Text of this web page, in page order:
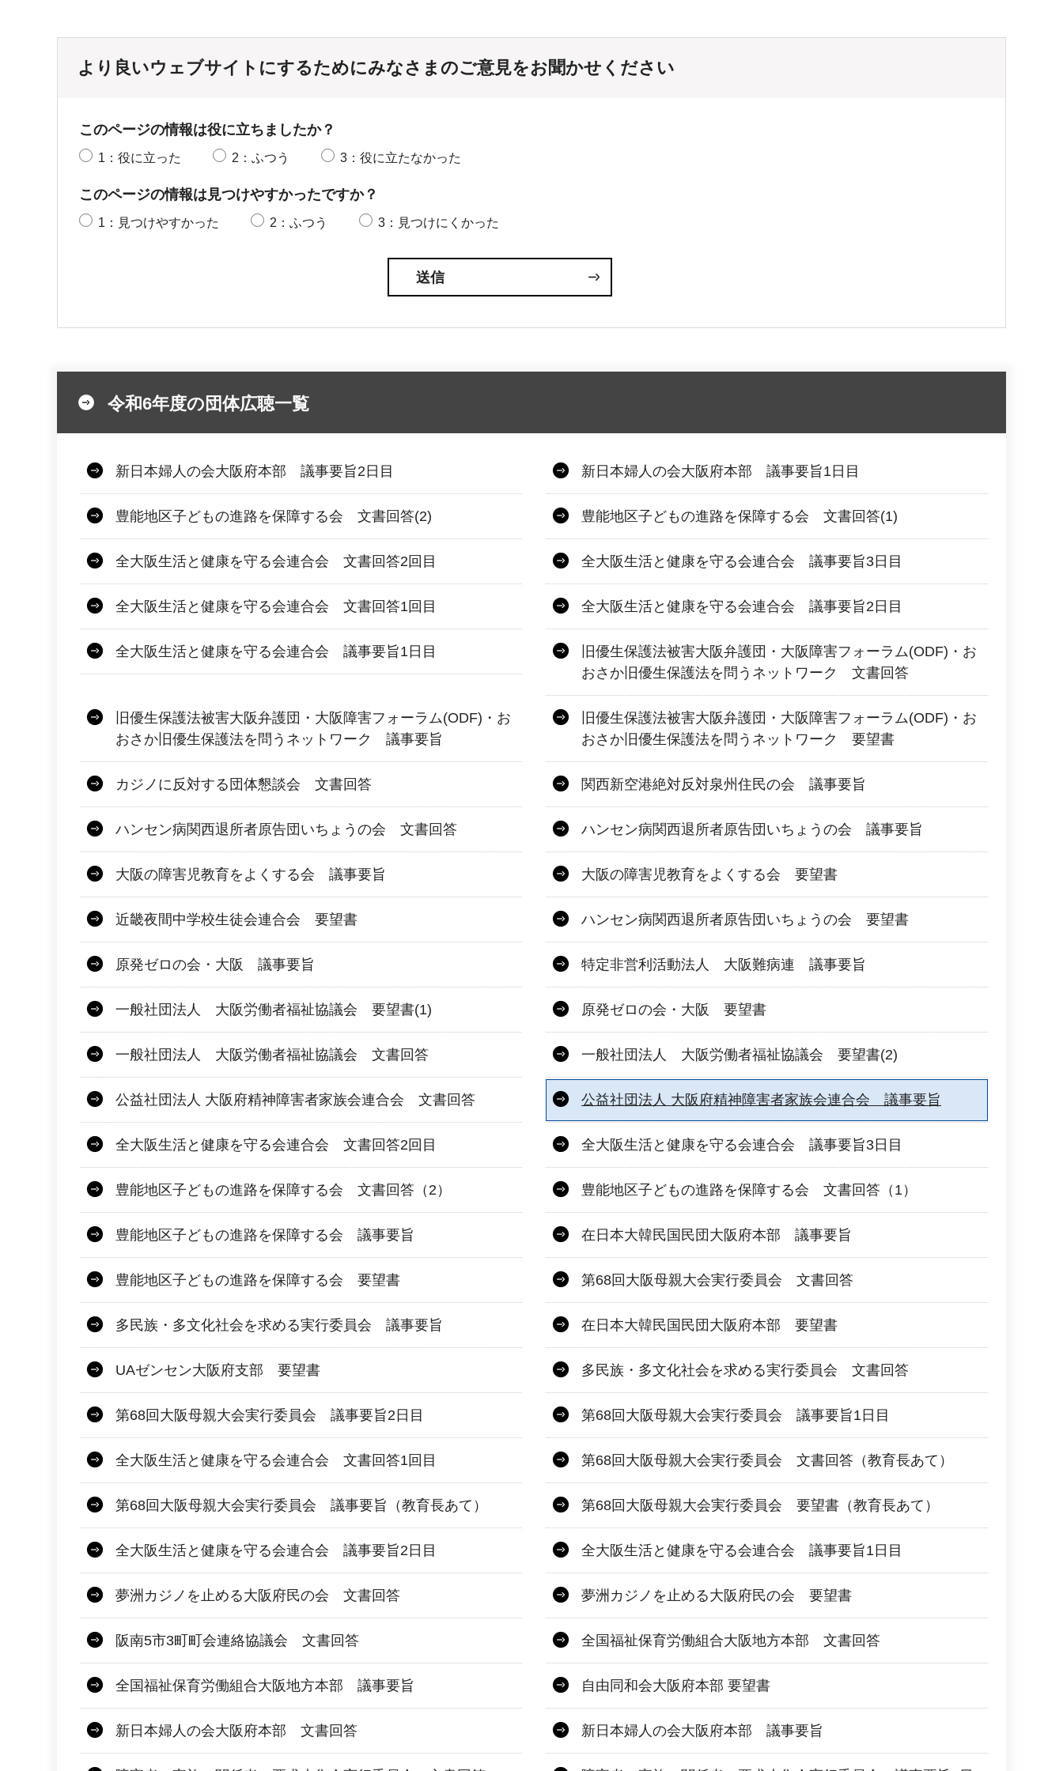
より良いウェブサイトにするためにみなさまのご意見をお聞かせください
このページの情報は役に立ちましたか？
1：役に立った 2：ふつう 3：役に立たなかった
このページの情報は見つけやすかったですか？
1：見つけやすかった 2：ふつう 3：見つけにくかった
令和6年度の団体広聴一覧
新日本婦人の会大阪府本部 議事要旨2日目 新日本婦人の会大阪府本部 議事要旨1日目
豊能地区子どもの進路を保障する会 文書回答(2) 豊能地区子どもの進路を保障する会 文書回答(1)
全大阪生活と健康を守る会連合会 文書回答2回目 全大阪生活と健康を守る会連合会 議事要旨3日目
全大阪生活と健康を守る会連合会 文書回答1回目 全大阪生活と健康を守る会連合会 議事要旨2日目
全大阪生活と健康を守る会連合会 議事要旨1日目
旧優生保護法被害大阪弁護団・大阪障害フォーラム(ODF)・お
おさか旧優生保護法を問うネットワーク 文書回答
旧優生保護法被害大阪弁護団・大阪障害フォーラム(ODF)・お
おさか旧優生保護法を問うネットワーク 議事要旨
旧優生保護法被害大阪弁護団・大阪障害フォーラム(ODF)・お
おさか旧優生保護法を問うネットワーク 要望書
カジノに反対する団体懇談会 文書回答 関西新空港絶対反対泉州住民の会 議事要旨
ハンセン病関西退所者原告団いちょうの会 文書回答 ハンセン病関西退所者原告団いちょうの会 議事要旨
大阪の障害児教育をよくする会 議事要旨 大阪の障害児教育をよくする会 要望書
近畿夜間中学校生徒会連合会 要望書 ハンセン病関西退所者原告団いちょうの会 要望書
原発ゼロの会・大阪 議事要旨 特定非営利活動法人 大阪難病連 議事要旨
一般社団法人 大阪労働者福祉協議会 要望書(1) 原発ゼロの会・大阪 要望書
一般社団法人 大阪労働者福祉協議会 文書回答 一般社団法人 大阪労働者福祉協議会 要望書(2)
公益社団法人 大阪府精神障害者家族会連合会 文書回答 公益社団法人 大阪府精神障害者家族会連合会 議事要旨
全大阪生活と健康を守る会連合会 文書回答2回目 全大阪生活と健康を守る会連合会 議事要旨3日目
豊能地区子どもの進路を保障する会 文書回答（2） 豊能地区子どもの進路を保障する会 文書回答（1）
豊能地区子どもの進路を保障する会 議事要旨 在日本大韓民国民団大阪府本部 議事要旨
豊能地区子どもの進路を保障する会 要望書 第68回大阪母親大会実行委員会 文書回答
多民族・多文化社会を求める実行委員会 議事要旨 在日本大韓民国民団大阪府本部 要望書
UAゼンセン大阪府支部 要望書 多民族・多文化社会を求める実行委員会 文書回答
第68回大阪母親大会実行委員会 議事要旨2日目 第68回大阪母親大会実行委員会 議事要旨1日目
全大阪生活と健康を守る会連合会 文書回答1回目 第68回大阪母親大会実行委員会 文書回答（教育長あて）
第68回大阪母親大会実行委員会 議事要旨（教育長あて） 第68回大阪母親大会実行委員会 要望書（教育長あて）
全大阪生活と健康を守る会連合会 議事要旨2日目 全大阪生活と健康を守る会連合会 議事要旨1日目
夢洲カジノを止める大阪府民の会 文書回答 夢洲カジノを止める大阪府民の会 要望書
阪南5市3町町会連絡協議会 文書回答 全国福祉保育労働組合大阪地方本部 文書回答
全国福祉保育労働組合大阪地方本部 議事要旨 自由同和会大阪府本部 要望書
新日本婦人の会大阪府本部 文書回答 新日本婦人の会大阪府本部 議事要旨